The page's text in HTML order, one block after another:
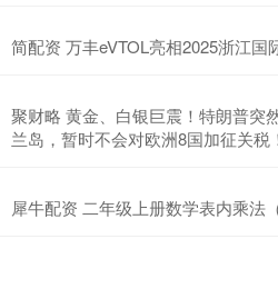
简配资 万丰eVTOL亮相2025浙江国
聚财略 黄金、白银巨震！特朗普突
兰岛，暂时不会对欧洲8国加征关税
犀牛配资 二年级上册数学表内乘法